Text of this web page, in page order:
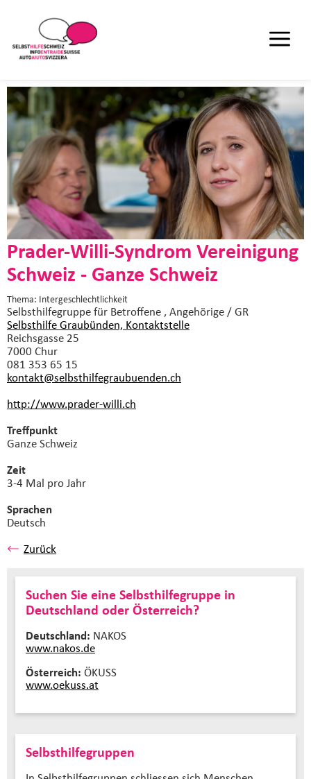
Prader-Willi-Syndrom Vereinigung
Schweiz - Ganze Schweiz
Thema: Intergeschlechtlichkeit
Selbsthilfegruppefür Betroffene , Angehörige / GR
Selbsthilfe Graubünden, Kontaktstelle
Reichsgasse 25
7000 Chur
081 353 65 15
kontakt@selbsthilfegraubuenden.ch
http://www.prader-willi.ch
Treffpunkt
Ganze Schweiz
Zeit
3-4 Mal pro Jahr
Sprachen
Deutsch
Zurück
Suchen Sie eine Selbsthilfegruppe in
Deutschland oder Österreich?
Deutschland: NAKOS
www.nakos.de
Österreich: ÖKUSS
www.oekuss.at
Selbsthilfegruppen